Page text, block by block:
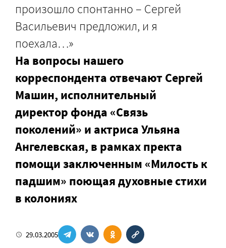
произошло спонтанно – Сергей
Васильевич предложил, и я
поехала…»
На вопросы нашего
корреспондента отвечают Сергей
Машин, исполнительный
директор фонда «Связь
поколений» и актриса Ульяна
Ангелевская, в рамках пректа
помощи заключенным «Милость к
падшим» поющая духовные стихи
в колониях
29.03.2005